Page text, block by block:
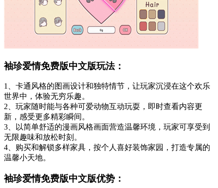
袖珍爱情免费版中文版玩法：
1、卡通风格的图画设计和独特情节，让玩家沉浸在这个欢乐
世界中，体验无穷乐趣。
2、玩家随时能与各种可爱动物互动玩耍，即时查看内容更
新，感受更多精彩瞬间。
3、以简单舒适的漫画风格画面营造温馨环境，玩家可享受到
无限趣味和放松时刻。
4、购买和解锁多样家具，按个人喜好装饰家园，打造专属的
温馨小天地。
袖珍爱情免费版中文版优势：